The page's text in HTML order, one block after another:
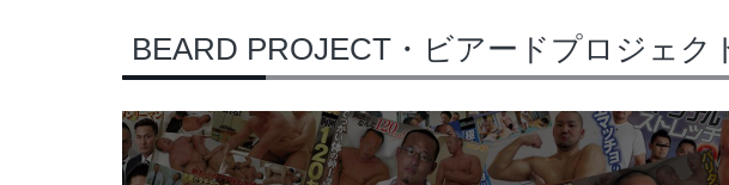
BEARD PROJECT・ビアードプロジェク